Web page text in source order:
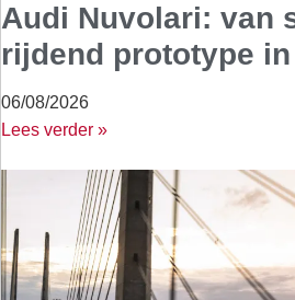
Audi Nuvolari: van
rijdend prototype in
06/08/2026
Lees verder »